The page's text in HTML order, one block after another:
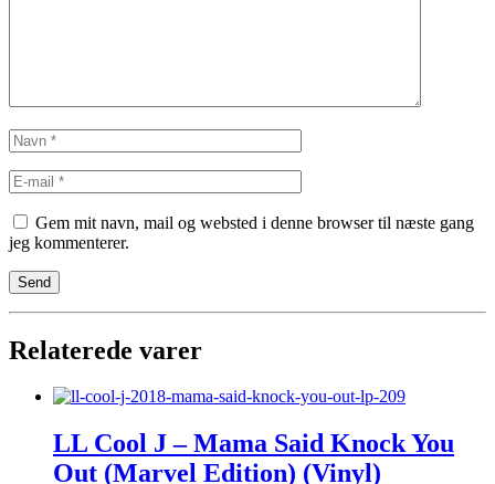
Gem mit navn, mail og websted i denne browser til næste gang
jeg kommenterer.
Relaterede varer
LL Cool J – Mama Said Knock You
Out (Marvel Edition) (Vinyl)